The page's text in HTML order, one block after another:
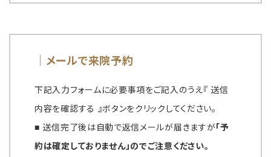
｜ メールで来院予約
下記入力フォームに必要事項をご記入のうえ『 送信
内容を確認する 』ボタンをクリックしてください。
■ 送信完了後は自動で返信メールが届きますが「予
約は確定しておりません」のでご注意ください。